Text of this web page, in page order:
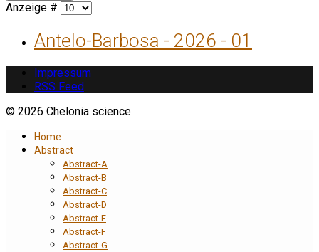
Anzeige #
Antelo-Barbosa - 2026 - 01
Impressum
RSS Feed
© 2026 Chelonia science
Home
Abstract
Abstract-A
Abstract-B
Abstract-C
Abstract-D
Abstract-E
Abstract-F
Abstract-G